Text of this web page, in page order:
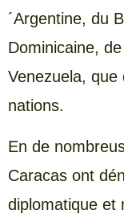
´Argentine, du
Dominicaine,
Venezuela,
nations.
En de
Caracas ont
diplomatique et